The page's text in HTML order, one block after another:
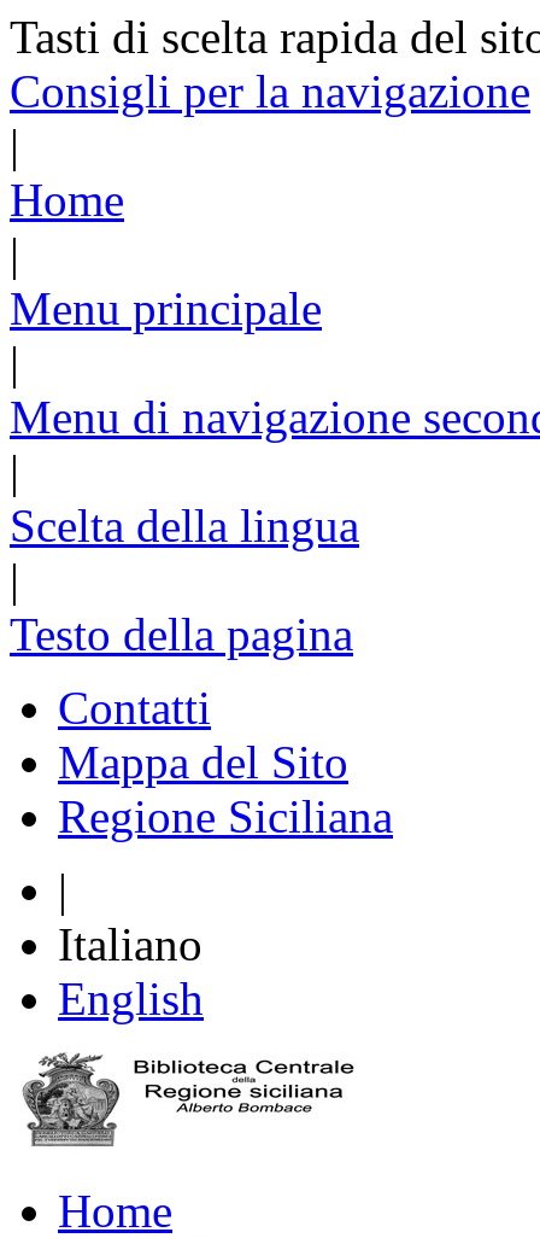
Tasti di scelta rapida del
Consigli per la navigazione
|
Home
|
Menu principale
|
Menu di navigazione
|
Scelta della lingua
|
Testo della pagina
Contatti
Mappa del Sito
Regione Siciliana
|
Italiano
English
Home